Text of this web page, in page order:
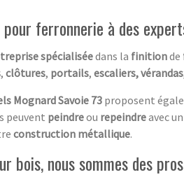
ferronnerie à des
spécialiséedans la finitionde
, clôtures, portails, escaliers,
Mognard Savoie 73 proposent
peuvent peindreou repeindreavec un
construction métallique.
bois, nous sommes des